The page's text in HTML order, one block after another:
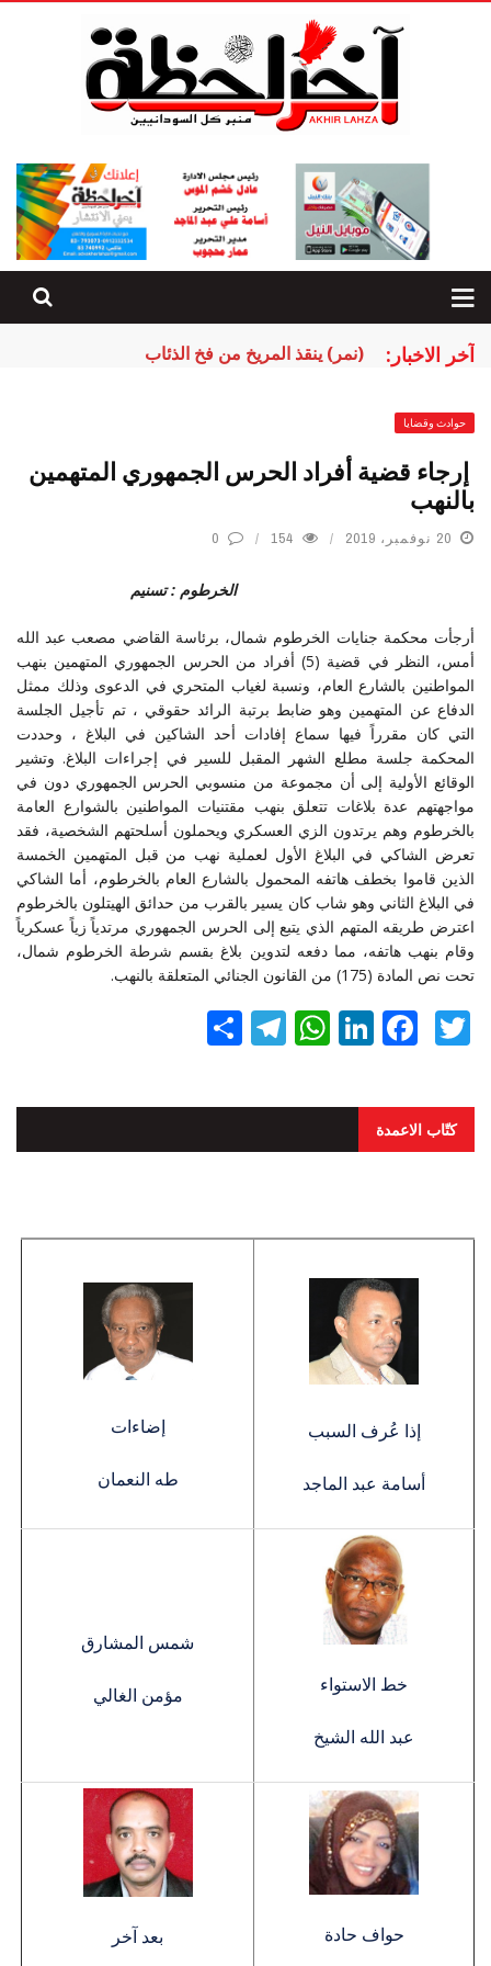
آخر الاخبار: (نمر) ينقذ المريخ من فخ الذئاب
حوادث وقضايا
‏ إرجاء قضية أفراد الحرس الجمهوري المتهمين
بالنهب
20 نوفمبر، 2019 154
0
الخرطوم : تسنيم
أرجأت محكمة جنايات الخرطوم شمال، برئاسة القاضي مصعب عبد الله
أمس، النظر في قضية (5) أفراد من الحرس الجمهوري المتهمين بنهب
المواطنين بالشارع العام، ونسبة لغياب المتحري في الدعوى وذلك ممثل
الدفاع عن المتهمين وهو ضابط برتبة الرائد حقوقي ، تم تأجيل الجلسة
التي كان مقرراً فيها سماع إفادات أحد الشاكين في البلاغ ، وحددت
المحكمة جلسة مطلع الشهر المقبل للسير في إجراءات البلاغ. وتشير
الوقائع الأولية إلى أن مجموعة من منسوبي الحرس الجمهوري دون في
مواجهتهم عدة بلاغات تتعلق بنهب مقتنيات المواطنين بالشوارع العامة
بالخرطوم وهم يرتدون الزي العسكري ويحملون أسلحتهم الشخصية، فقد
تعرض الشاكي في البلاغ الأول لعملية نهب من قبل المتهمين الخمسة
الذين قاموا بخطف هاتفه المحمول بالشارع العام بالخرطوم، أما الشاكي
في البلاغ الثاني وهو شاب كان يسير بالقرب من حدائق الهيتلون بالخرطوم
اعترض طريقه المتهم الذي يتبع إلى الحرس الجمهوري مرتدياً زياً عسكرياً
وقام بنهب هاتفه، مما دفعه لتدوين بلاغ بقسم شرطة الخرطوم شمال،
تحت نص المادة (175) من القانون الجنائي المتعلقة بالنهب.
Twitter
Facebook
LinkedIn
WhatsApp
Telegram
كتّاب الاعمدة
إذا عُرف السبب
أسامة عبد الماجد
إضاءات
طه النعمان
خط الاستواء
عبد الله الشيخ
شمس المشارق
مؤمن الغالي
حواف حادة بعد آخر